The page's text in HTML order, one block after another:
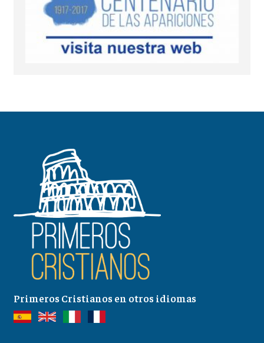
Primeros Cristianos en otros idiomas